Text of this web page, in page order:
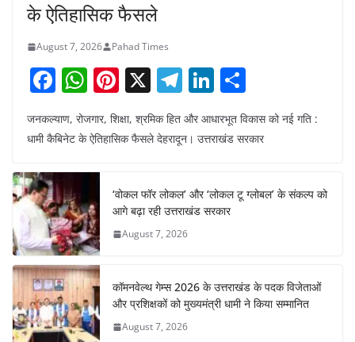
के ऐतिहासिक फैसले
August 7, 2026 Pahad Times
F
c
b
o
o
k
W
at
s
A
p
p
Pi
er
st
X T
el
e
a
m
Li
k
dI
n
h
ar
जनकल्याण, रोजगार, शिक्षा, श्रमिक हित और आधारभूत विकास को नई गति :
धामी कैबिनेट के ऐतिहासिक फैसले देहरादून। उत्तराखंड सरकार
‘वोकल फॉर लोकल’ और ‘लोकल टू ग्लोबल’ के संकल्प को
आगे बढ़ा रही उत्तराखंड सरकार
August 7, 2026
कॉमनवेल्थ गेम्स 2026 के उत्तराखंड के पदक विजेताओं
और प्रशिक्षकों को मुख्यमंत्री धामी ने किया सम्मानित
August 7, 2026